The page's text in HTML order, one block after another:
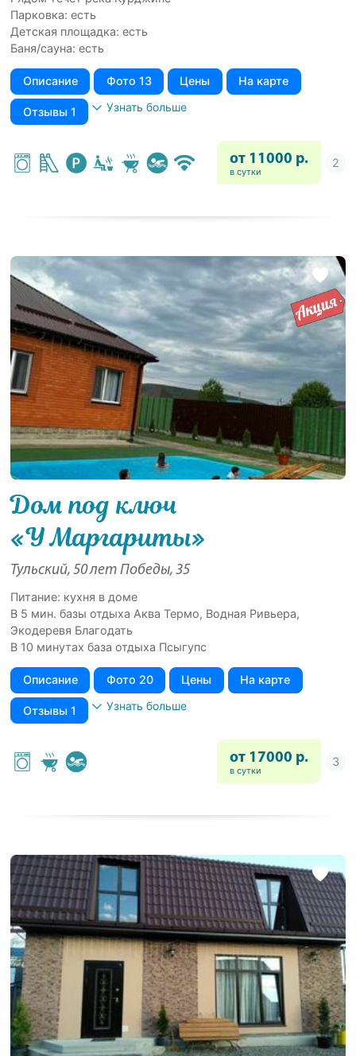
Парковка: есть
Детская площадка: есть
Баня/сауна: есть
Описание Фото 13 Цены На карте
Отзывы 1 Узнать больше
от 11000 р.
в сутки
Дом под ключ
«У Маргариты»
Тульский, 50 лет Победы, 35
Питание: кухня в доме
В 5 мин. базы отдыха Аква Термо, Водная Ривьера,
Экодеревя Благодать
В 10 минутах база отдыха Псыгупс
Описание Фото 20 Цены На карте
Отзывы 1 Узнать больше
от 17000 р.
в сутки